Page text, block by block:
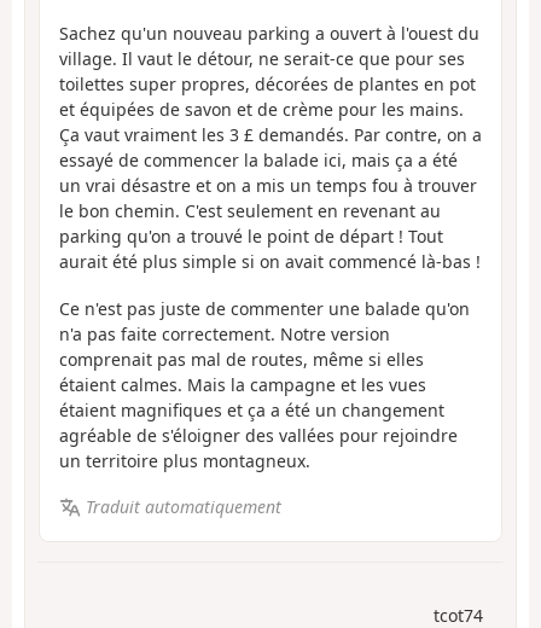
Sachez qu'un nouveau parking a ouvert à l'ouest du
village. Il vaut le détour, ne serait-ce que pour ses
toilettes super propres, décorées de plantes en pot
et équipées de savon et de crème pour les mains.
Ça vaut vraiment les 3 £ demandés. Par contre, on a
essayé de commencer la balade ici, mais ça a été
un vrai désastre et on a mis un temps fou à trouver
le bon chemin. C'est seulement en revenant au
parking qu'on a trouvé le point de départ ! Tout
aurait été plus simple si on avait commencé là-bas !
Ce n'est pas juste de commenter une balade qu'on
n'a pas faite correctement. Notre version
comprenait pas mal de routes, même si elles
étaient calmes. Mais la campagne et les vues
étaient magnifiques et ça a été un changement
agréable de s'éloigner des vallées pour rejoindre
un territoire plus montagneux.
Traduit automatiquement
tcot74